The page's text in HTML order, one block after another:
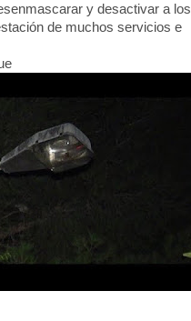
y desactivar a los
de muchos servicios e